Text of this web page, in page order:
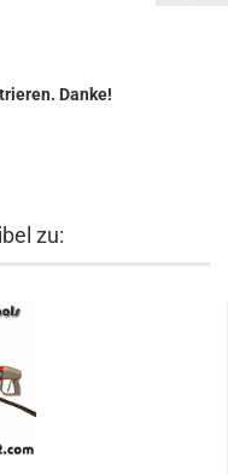
Danke!
zu: